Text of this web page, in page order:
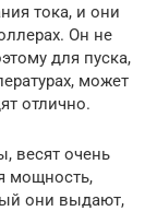
тока, и они
Он не
для пуска,
может
отлично.
весят очень
мощность,
они выдают,